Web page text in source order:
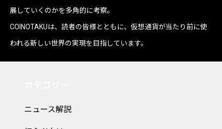
展していくのかを多角的に考察。
COINOTAKUは、読者の皆様とともに、仮想通貨が当たり前に使
われる新しい世界の実現を目指しています。
ニュース解説